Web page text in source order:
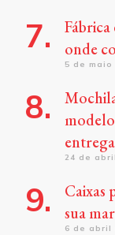
Fábrica
onde
5 de maio
24 de
Caixas
sua
6 de abril